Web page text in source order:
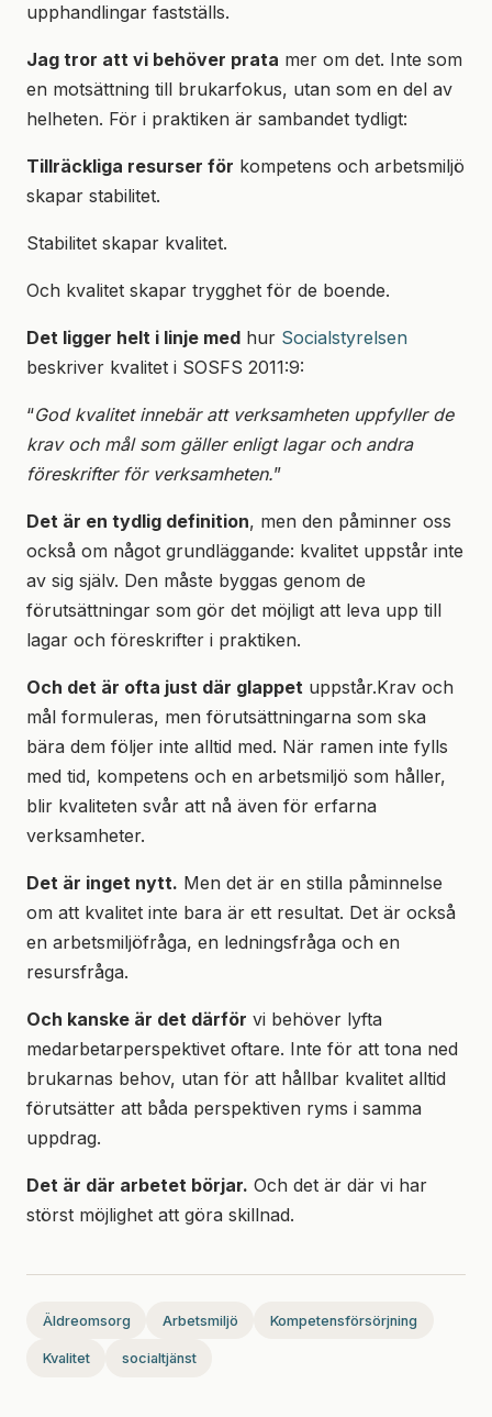
upphandlingar fastställs.
Jag tror att vi behöver prata mer om det. Inte som
en motsättning till brukarfokus, utan som en del av
helheten. För i praktiken är sambandet tydligt:
Tillräckliga resurser för kompetens och arbetsmiljö
skapar stabilitet.
Stabilitet skapar kvalitet.
Och kvalitet skapar trygghet för de boende.
Det ligger helt i linje med hur Socialstyrelsen
beskriver kvalitet i SOSFS 2011:9:
“God kvalitet innebär att verksamheten uppfyller de
krav och mål som gäller enligt lagar och andra
föreskrifter för verksamheten.”
Det är en tydlig definition, men den påminner oss
också om något grundläggande: kvalitet uppstår inte
av sig själv. Den måste byggas genom de
förutsättningar som gör det möjligt att leva upp till
lagar och föreskrifter i praktiken.
Och det är ofta just där glappet uppstår.Krav och
mål formuleras, men förutsättningarna som ska
bära dem följer inte alltid med. När ramen inte fylls
med tid, kompetens och en arbetsmiljö som håller,
blir kvaliteten svår att nå även för erfarna
verksamheter.
Det är inget nytt. Men det är en stilla påminnelse
om att kvalitet inte bara är ett resultat. Det är också
en arbetsmiljöfråga, en ledningsfråga och en
resursfråga.
Och kanske är det därför vi behöver lyfta
medarbetarperspektivet oftare. Inte för att tona ned
brukarnas behov, utan för att hållbar kvalitet alltid
förutsätter att båda perspektiven ryms i samma
uppdrag.
Det är där arbetet börjar. Och det är där vi har
störst möjlighet att göra skillnad.
Äldreomsorg Arbetsmiljö Kompetensförsörjning
Kvalitet socialtjänst